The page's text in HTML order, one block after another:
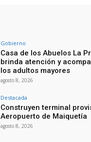
Gobierno
Casa de los Abuelos La
brinda atención y
los adultos mayores
agosto 8, 2026
Destacada
Construyen terminal
Aeropuerto de Maiquetía
agosto 8, 2026